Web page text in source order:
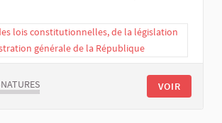
lois constitutionnelles, de la législation
générale de la République
VOIR